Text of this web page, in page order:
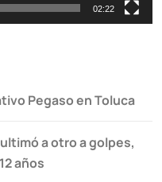
02:22
Pegaso en Toluca
a otro a golpes,
años